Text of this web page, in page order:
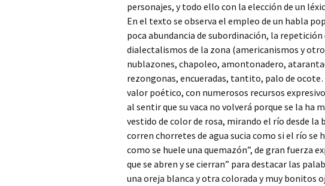
personajes, y todo ello con la elección de un
En el texto se observa el empleo de un habla
poca abundancia de subordinación, la
dialectalismos de la zona (americanismos y
nublazones, chapoleo, amontonadero,
rezongonas, encueradas, tantito, palo de
valor poético, con numerosos recursos
al sentir que su vaca no volverá porque se la ha
vestido de color de rosa, mirando el río desde la
corren chorretes de agua sucia como si el río se
como se huele una quemazón”, de gran fuerza
que se abren y se cierran” para destacar las
una oreja blanca y otra colorada y muy bonitos